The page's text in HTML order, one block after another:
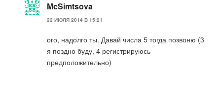
McSimtsova
22 ИЮЛЯ 2014 В 15:21
ого, надолго ты. Давай числа 5 тогда позвоню (3
я поздно буду, 4 регистрируюсь
предположительно)